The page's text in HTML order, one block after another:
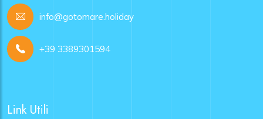
info@gotomare.holiday
+39 3389301594
Link Utili